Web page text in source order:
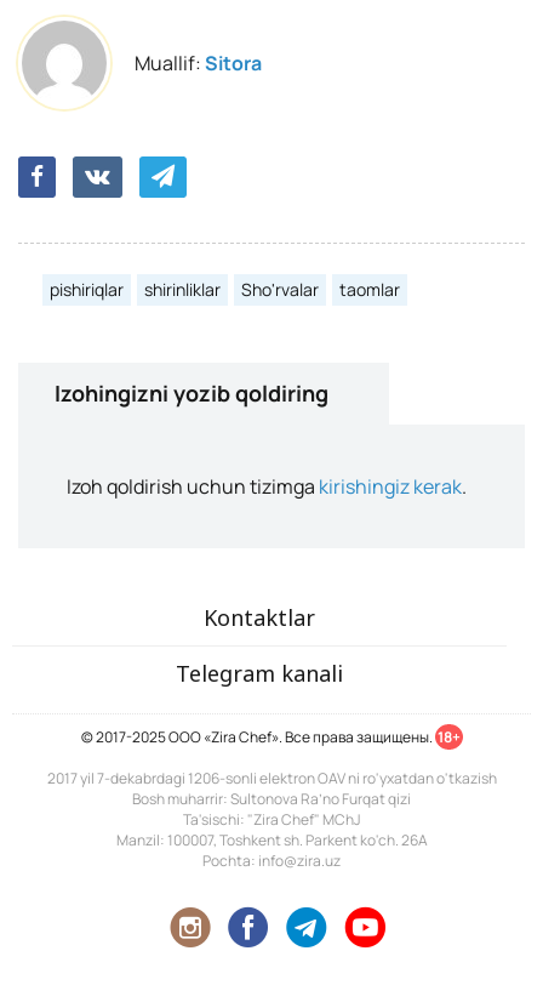
Muallif:Sitora
pishiriqlar shirinliklar Sho'rvalar taomlar
Izohingizni yozib qoldiring
Izoh qoldirish uchun tizimga kirishingiz kerak.
Kontaktlar
Telegram kanali
© 2017-2025 ООО «Zira Chef». Все права защищены. 18+
2017 yil 7-dekabrdagi 1206-sonli elektron OAV ni ro'yxatdan o'tkazish
Bosh muharrir: Sultonova Ra’no Furqat qizi
Ta'sischi: "Zira Chef" MChJ
Manzil: 100007, Toshkent sh. Parkent ko'ch. 26A
Pochta: info@zira.uz